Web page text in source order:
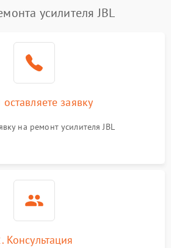
усилителя JBL
заявку
на ремонт усилителя JBL
Консультация